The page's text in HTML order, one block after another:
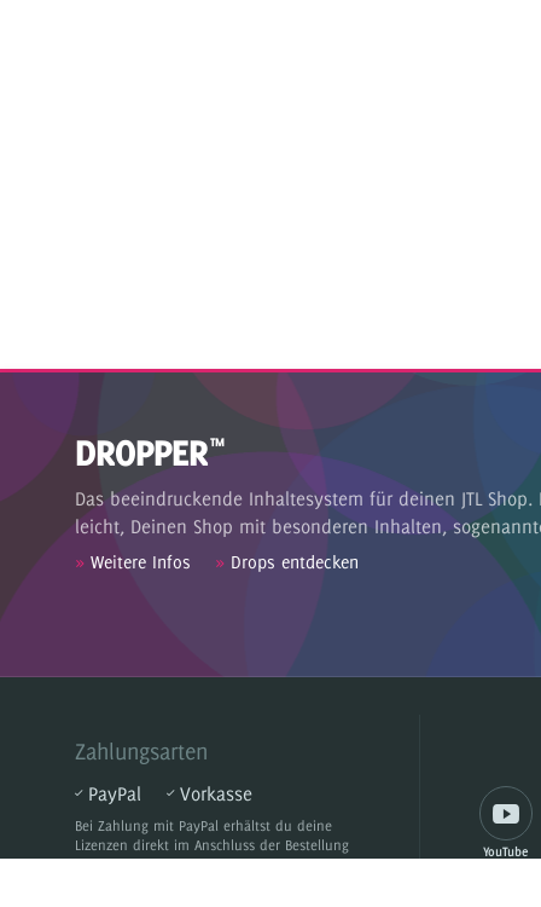
DROPPER™
Das beeindruckende Inhaltesystem für deinen JTL
leicht, Deinen Shop mit besonderen Inhalten,
» Weitere Infos »Drops entdecken
Zahlungsarten
PayPal Vorkasse
Bei Zahlung mit PayPal erhältst du deine
Lizenzen direkt im Anschluss der Bestellung
YouTube